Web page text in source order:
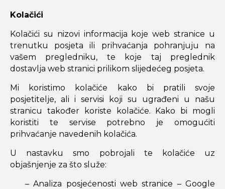
Kolačići
Kolačići su nizovi informacija koje web stranice u
trenutku posjeta ili prihvaćanja pohranjuju na
vašem pregledniku, te koje taj preglednik
dostavlja web stranici prilikom slijedećeg posjeta.
Mi koristimo kolačiće kako bi pratili svoje
posjetitelje, ali i servisi koji su ugrađeni u našu
stranicu također koriste kolačiće. Kako bi mogli
koristiti te servise potrebno je omogućiti
prihvaćanje navedenih kolačića.
U nastavku smo pobrojali te kolačiće uz
objašnjenje za što služe:
– Analiza posjećenosti web stranice – Google